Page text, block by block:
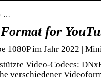
…
for
1080P im Jahr 2022 |
Video-Codecs:
verschiedener